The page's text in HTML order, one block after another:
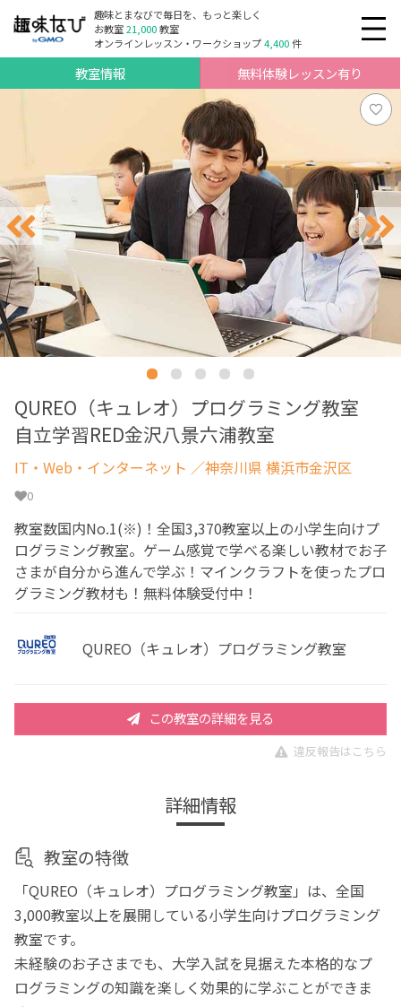
趣味とまなびで毎日を、もっと楽しく
お教室21,000教室
オンラインレッスン・ワークショップ4,400件
教室情報 無料体験レッスン有り
QUREO（キュレオ）プログラミング教室
自立学習RED金沢八景六浦教室
IT・Web・インターネット ／神奈川県 横浜市金沢区
0
教室数国内No.1(※)！全国3,370教室以上の小学生向けプ
ログラミング教室。ゲーム感覚で学べる楽しい教材でお子
さまが自分から進んで学ぶ！マインクラフトを使ったプロ
グラミング教材も！無料体験受付中！
QUREO（キュレオ）プログラミング教室
この教室の詳細を見る
違反報告はこちら
詳細情報
教室の特徴
「QUREO（キュレオ）プログラミング教室」は、全国
3,000教室以上を展開している小学生向けプログラミング
教室です。
未経験のお子さまでも、大学入試を見据えた本格的なプ
ログラミングの知識を楽しく効果的に学ぶことができま